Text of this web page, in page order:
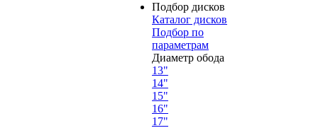
Подбор дисков
Каталог дисков
Подбор по
параметрам
Диаметр обода
13"
14"
15"
16"
17"